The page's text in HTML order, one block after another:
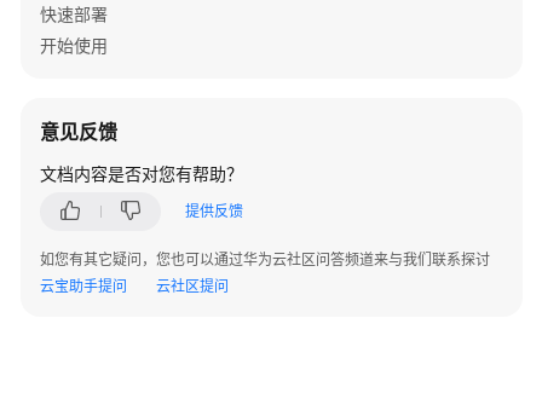
业
解
案
践
字
识
快速部署
开始使用
意见反馈
文档内容是否对您有帮助？
提供反馈
如您有其它疑问，您也可以通过华为云社区问答频道来与我们联系探讨
云宝助手提问
云社区提问